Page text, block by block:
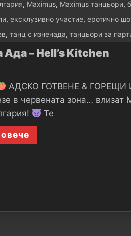
, Maximus, Maximus танцьори,
, ексклузивно участие, еротично
, танц с изненада, танцьори за
Ада – Hell’s Kitchen
АДСКО ГОТВЕНЕ & ГОРЕЩИ
в червената зона… влизат
Те